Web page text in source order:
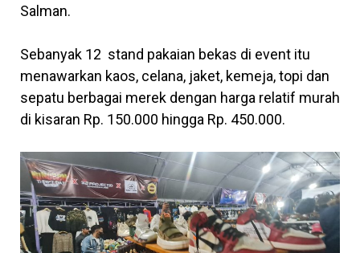
Salman.
Sebanyak 12 stand pakaian bekas di event itu
menawarkan kaos, celana, jaket, kemeja, topi dan
sepatu berbagai merek dengan harga relatif murah
di kisaran Rp. 150.000 hingga Rp. 450.000.